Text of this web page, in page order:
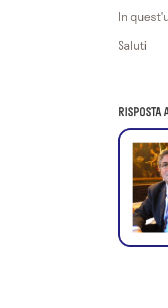
In
Saluti
RISPOSTA